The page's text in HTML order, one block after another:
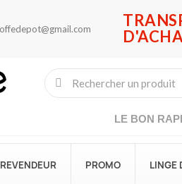
LE BON
PROMO LINGE